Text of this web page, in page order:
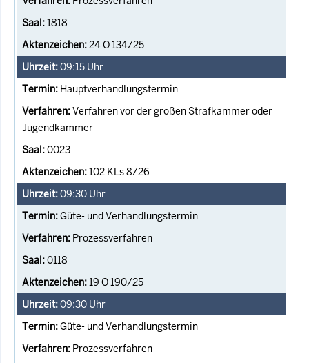
1818
24 O 134/25
09:15 Uhr
Hauptverhandlungstermin
Verfahren vor der großen Strafkammer oder
Jugendkammer
0023
102 KLs 8/26
09:30 Uhr
Güte- und Verhandlungstermin
Prozessverfahren
0118
19 O 190/25
09:30 Uhr
Güte- und Verhandlungstermin
Prozessverfahren